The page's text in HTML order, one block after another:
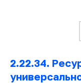
2.22.34.